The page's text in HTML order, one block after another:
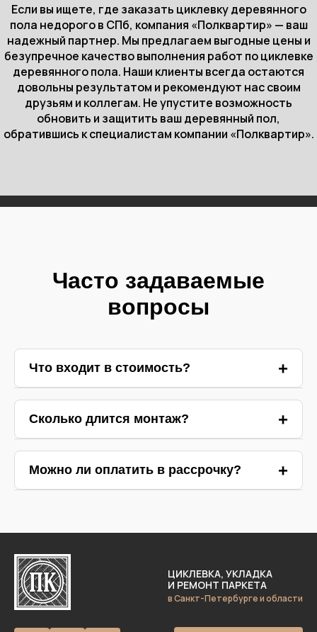
Если вы ищете, где заказать циклевку деревянного
пола недорого в СПб, компания «Полквартир» — ваш
надежный партнер. Мы предлагаем выгодные цены и
безупречное качество выполнения работ по циклевке
деревянного пола. Наши клиенты всегда остаются
довольны результатом и рекомендуют нас своим
друзьям и коллегам. Не упустите возможность
обновить и защитить ваш деревянный пол,
обратившись к специалистам компании «Полквартир».
Часто задаваемые
вопросы
Что входит в стоимость?
Сколько длится монтаж?
Можно ли оплатить в рассрочку?
ЦИКЛЕВКА, УКЛАДКА
И РЕМОНТ ПАРКЕТА
в Санкт-Петербурге и области